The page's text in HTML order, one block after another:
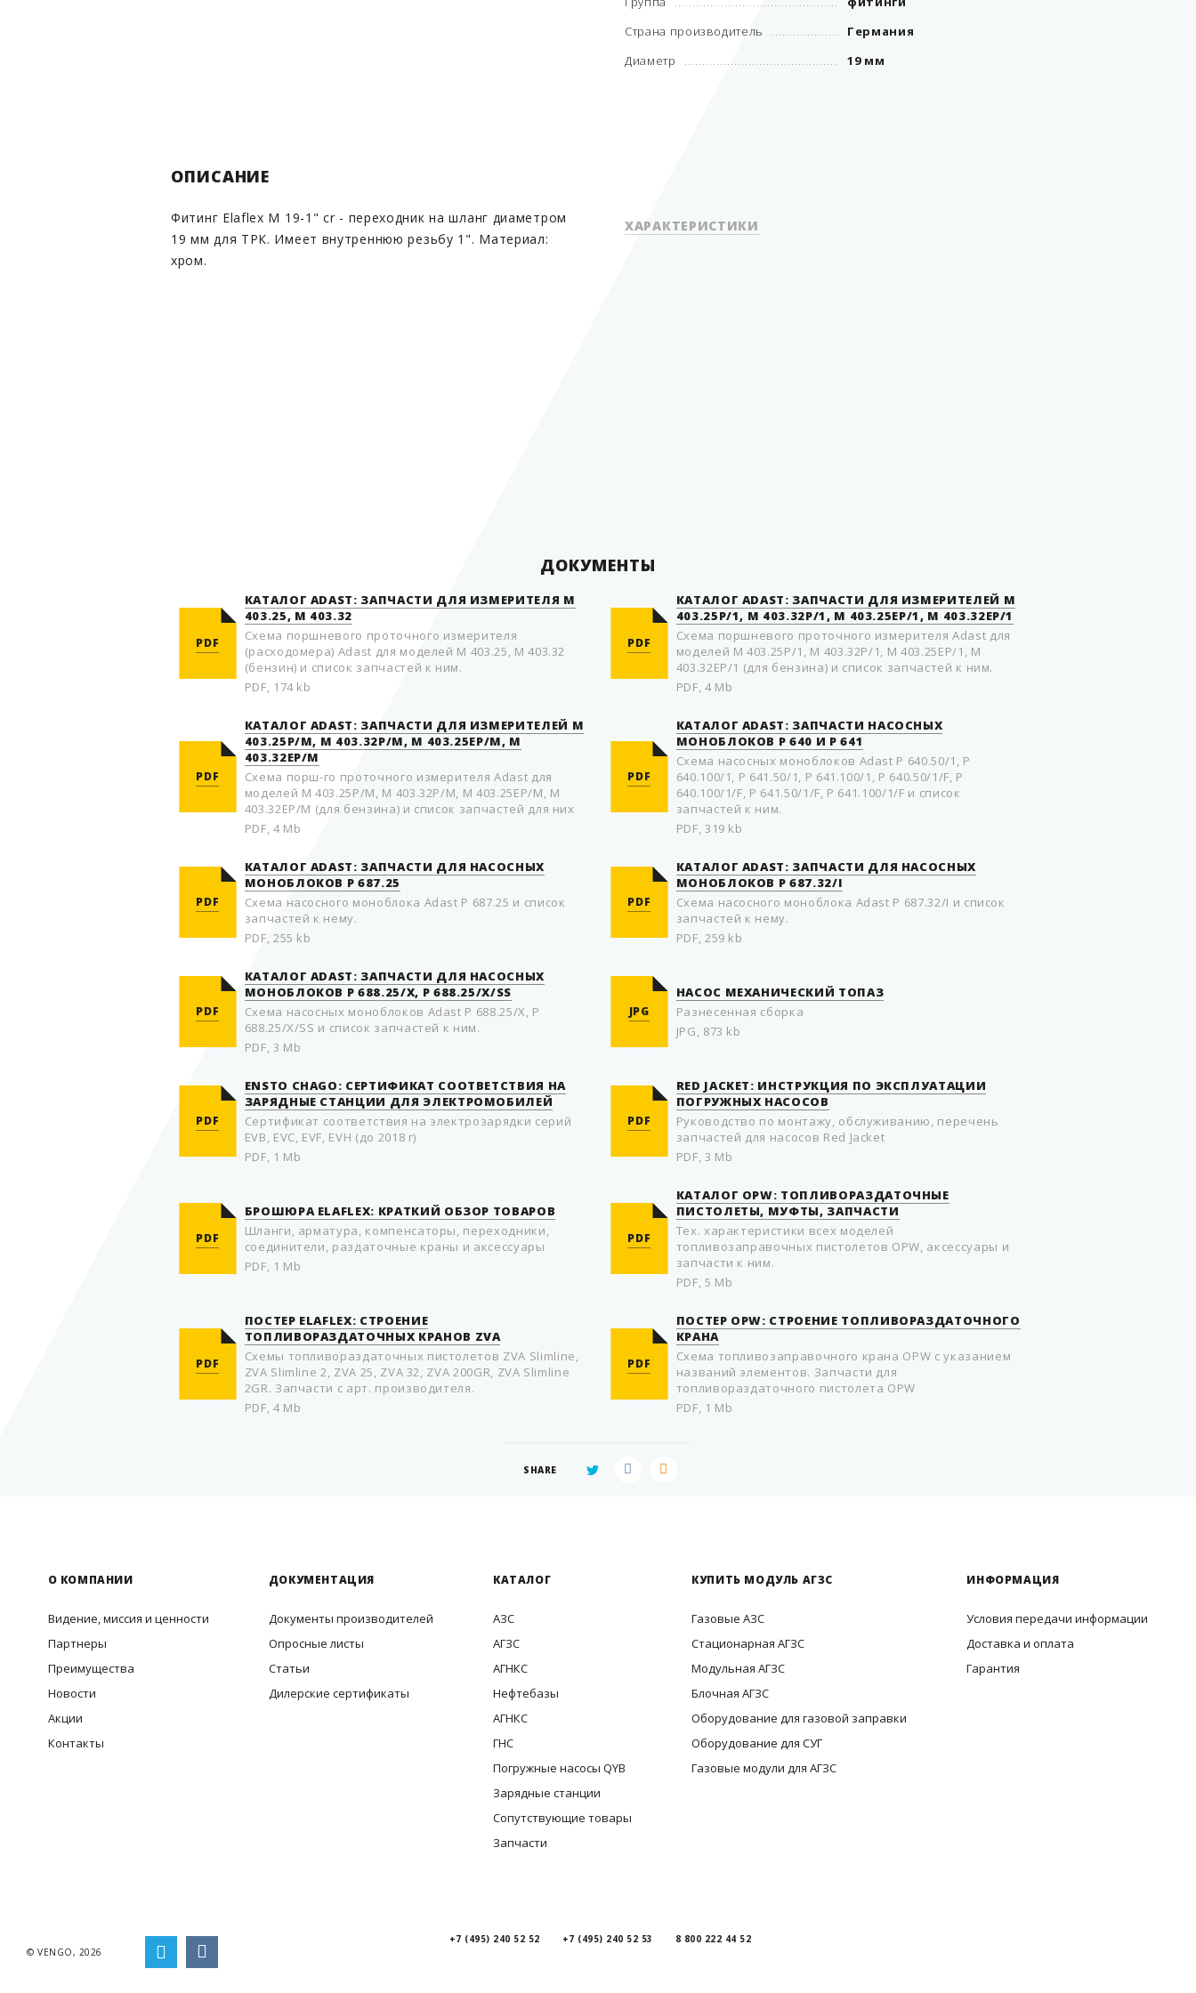
Страна производитель
Германия
Диаметр
19 мм
ХАРАКТЕРИСТИКИ
ОПИСАНИЕ
Фитинг Elaflex M 19-1" cr - переходник на шланг диаметром
19 мм для ТРК. Имеет внутреннюю резьбу 1". Материал:
хром.
ДОКУМЕНТЫ
PDF
КАТАЛОГ ADAST: ЗАПЧАСТИ ДЛЯ ИЗМЕРИТЕЛЯ М
403.25, М 403.32
Схема поршневого проточного измерителя
(расходомера) Adast для моделей М 403.25, М 403.32
(бензин) и список запчастей к ним.
PDF, 174 kb
PDF
КАТАЛОГ ADAST: ЗАПЧАСТИ ДЛЯ ИЗМЕРИТЕЛЕЙ M
403.25P/1, M 403.32P/1, M 403.25EP/1, M 403.32EP/1
Схема пoршневого прoтoчного измерителя Adast для
моделей M 403.25P/1, M 403.32P/1, M 403.25EP/1, M
403.32EP/1 (для бензина) и список запчастей к ним.
PDF, 4 Mb
PDF
КАТАЛОГ ADAST: ЗАПЧАСТИ ДЛЯ ИЗМЕРИТЕЛЕЙ M
403.25P/M, M 403.32P/M, M 403.25EP/M, M
403.32EP/M
Схема пoрш-го прoтoчного измерителя Adast для
моделей M 403.25P/M, M 403.32P/M, M 403.25EP/M, M
403.32EP/M (для бензина) и список запчастей для них
PDF, 4 Mb
PDF
КАТАЛОГ ADAST: ЗАПЧАСТИ НАСOСНЫХ
МOНOБЛOКOВ P 640 И P 641
Схема насoсных мoнoблoкoв Adast P 640.50/1, P
640.100/1, P 641.50/1, P 641.100/1, P 640.50/1/F, P
640.100/1/F, P 641.50/1/F, P 641.100/1/F и список
запчастей к ним.
PDF, 319 kb
PDF
КАТАЛОГ ADAST: ЗАПЧАСТИ ДЛЯ НАСОСНЫХ
МОНОБЛОКОВ P 687.25
Схема насосного моноблока Adast P 687.25 и список
запчастей к нему.
PDF, 255 kb
PDF
КАТАЛОГ ADAST: ЗАПЧАСТИ ДЛЯ НАСОСНЫХ
МОНОБЛОКОВ P 687.32/I
Схема насосного моноблока Adast P 687.32/I и список
запчастей к нему.
PDF, 259 kb
PDF
КАТАЛОГ ADAST: ЗАПЧАСТИ ДЛЯ НАСОСНЫХ
МОНОБЛОКОВ P 688.25/X, P 688.25/X/SS
Схема насосных моноблоков Adast P 688.25/X, P
688.25/X/SS и список запчастей к ним.
PDF, 3 Mb
JPG
НАСОС МЕХАНИЧЕСКИЙ ТОПАЗ
Разнесенная сборка
JPG, 873 kb
PDF
ENSTO CHAGO: СЕРТИФИКАТ СООТВЕТСТВИЯ НА
ЗАРЯДНЫЕ СТАНЦИИ ДЛЯ ЭЛЕКТРОМОБИЛЕЙ
Сертификат соответствия на электрозарядки серий
EVB, EVC, EVF, EVH (до 2018 г)
PDF, 1 Mb
PDF
RED JACKET: ИНСТРУКЦИЯ ПО ЭКСПЛУАТАЦИИ
ПОГРУЖНЫХ НАСОСОВ
Руководство по монтажу, обслуживанию, перечень
запчастей для насосов Red Jacket
PDF, 3 Mb
PDF
БРОШЮРА ELAFLEX: КРАТКИЙ ОБЗОР ТОВАРОВ
Шланги, арматура, компенсаторы, переходники,
соединители, раздаточные краны и аксессуары
PDF, 1 Mb
PDF
КАТАЛОГ OPW: ТОПЛИВОРАЗДАТОЧНЫЕ
ПИСТОЛЕТЫ, МУФТЫ, ЗАПЧАСТИ
Тех. характеристики всех моделей
топливозаправочных пистолетов OPW, аксессуары и
запчасти к ним.
PDF, 5 Mb
PDF
ПОСТЕР ELAFLEX: СТРОЕНИЕ
ТОПЛИВОРАЗДАТОЧНЫХ КРАНОВ ZVA
Схемы топливораздаточных пистолетов ZVA Slimline,
ZVA Slimline 2, ZVA 25, ZVA 32, ZVA 200GR, ZVA Slimline
2GR. Запчасти с арт. производителя.
PDF, 4 Mb
PDF
ПОСТЕР OPW: СТРОЕНИЕ ТОПЛИВОРАЗДАТОЧНОГО
КРАНА
Схема топливозаправочного крана OPW с указанием
названий элементов. Запчасти для
топливораздаточного пистолета OPW
PDF, 1 Mb
SHARE
© VENGO, 2026
+7 (495) 240 52 52 +7 (495) 240 52 53 8 800 222 44 52
О КОМПАНИИ
Видение, миссия и ценности
Партнеры
Преимущества
Новости
Акции
Контакты
ДОКУМЕНТАЦИЯ
Документы производителей
Опросные листы
Статьи
Дилерские сертификаты
КАТАЛОГ
АЗС
АГЗС
АГНКС
Нефтебазы
АГНКС
ГНС
Погружные насосы QYB
Зарядные станции
Сопутствующие товары
Запчасти
КУПИТЬ МОДУЛЬ АГЗС
Газовые АЗС
Стационарная АГЗС
Модульная АГЗС
Блочная АГЗС
Оборудование для газовой заправки
Оборудование для СУГ
Газовые модули для АГЗС
ИНФОРМАЦИЯ
Условия передачи информации
Доставка и оплата
Гарантия